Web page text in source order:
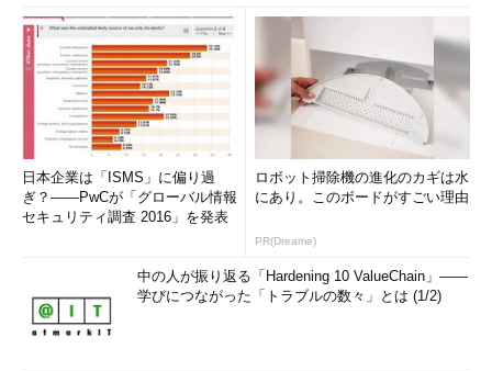
日本企業は「ISMS」に偏り過
ぎ？――PwCが「グローバル情報
セキュリティ調査 2016」を発表
ロボット掃除機の進化のカギは水
にあり。このボードがすごい理由
PR(Dreame)
中の人が振り返る「Hardening 10 ValueChain」――
学びにつながった「トラブルの数々」とは (1/2)